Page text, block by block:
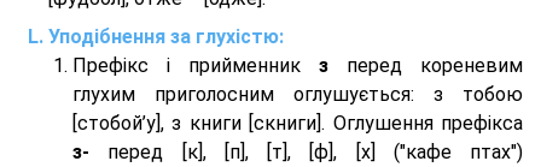
Уподібнення за глухістю:
Префікс і прийменник з перед кореневим
глухим приголосним оглушується: з тобою
[стобой’у], з книги [скниги]. Оглушення префікса
з- перед [к], [п], [т], [ф], [х] ("кафе птах")